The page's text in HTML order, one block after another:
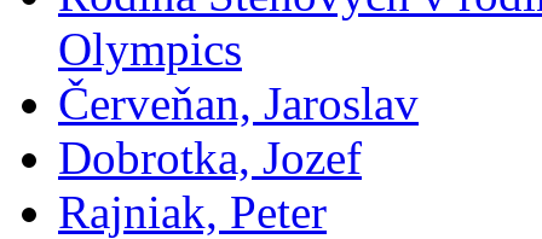
Olympics
Červeňan, Jaroslav
Dobrotka, Jozef
Rajniak, Peter